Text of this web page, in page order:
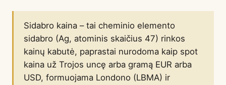
Sidabro kaina – tai cheminio elemento
sidabro (Ag, atominis skaičius 47) rinkos
kainų kabutė, paprastai nurodoma kaip spot
kaina už Trojos uncę arba gramą EUR arba
USD, formuojama Londono (LBMA) ir